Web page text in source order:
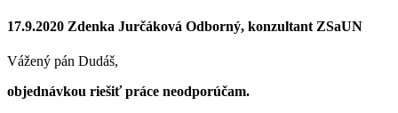
17.9.2020 Zdenka Jurčáková Odborný, konzultant ZSaUN
Vážený pán Dudáš,
objednávkou riešiť práce neodporúčam.